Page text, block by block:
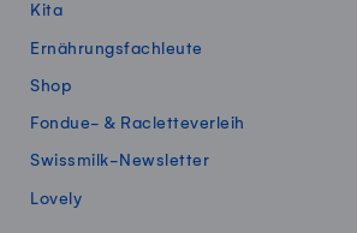
Kita
Ernährungsfachleute
Shop
Fondue- & Racletteverleih
Swissmilk-Newsletter
Lovely